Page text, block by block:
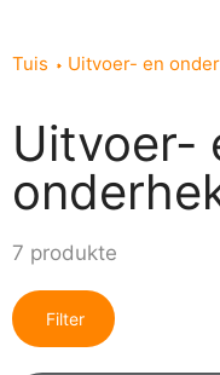
Tuis Uitvoer- en
Versameling:
Uitvoer-
7 produkte
Filter